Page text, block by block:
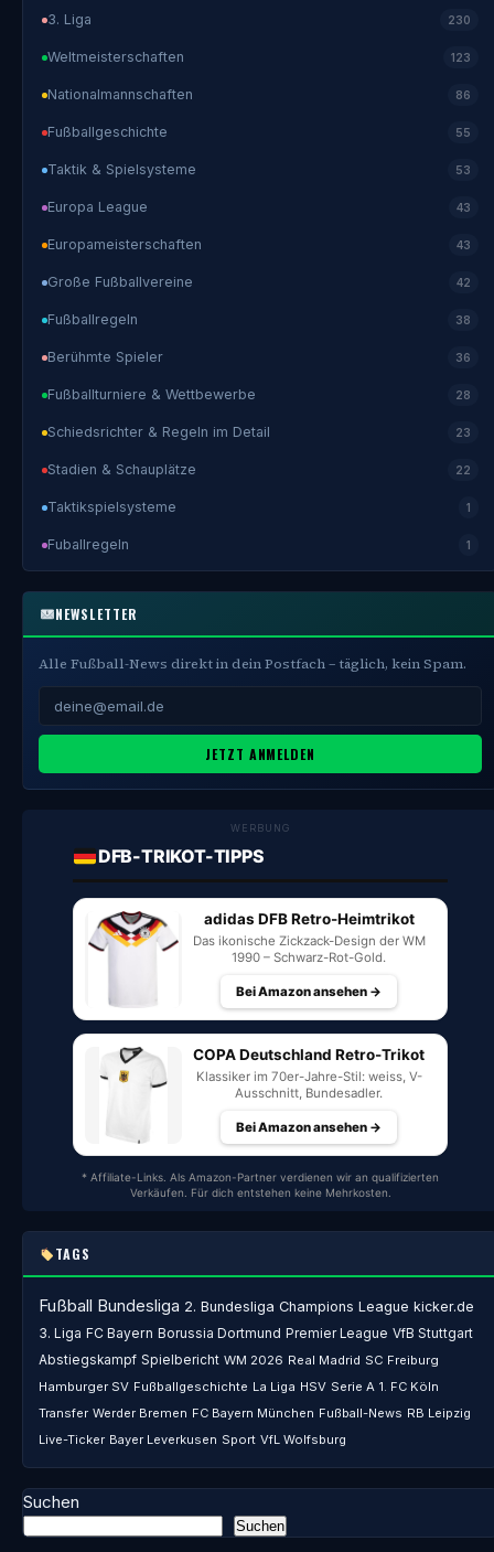
3. Liga 230
Weltmeisterschaften 123
Nationalmannschaften 86
Fußballgeschichte 55
Taktik & Spielsysteme 53
Europa League 43
Europameisterschaften 43
Große Fußballvereine 42
Fußballregeln 38
Berühmte Spieler 36
Fußballturniere & Wettbewerbe 28
Schiedsrichter & Regeln im Detail 23
Stadien & Schauplätze 22
Taktikspielsysteme 1
Fuballregeln 1
NEWSLETTER
Alle Fußball-News direkt in dein Postfach – täglich, kein Spam.
JETZT ANMELDEN
WERBUNG
DFB-TRIKOT-TIPPS
adidas DFB Retro-Heimtrikot
Das ikonische Zickzack-Design der WM
1990 – Schwarz-Rot-Gold.
Bei Amazon ansehen →
COPA Deutschland Retro-Trikot
Klassiker im 70er-Jahre-Stil: weiss, V-
Ausschnitt, Bundesadler.
Bei Amazon ansehen →
* Affiliate-Links. Als Amazon-Partner verdienen wir an qualifizierten
Verkäufen. Für dich entstehen keine Mehrkosten.
TAGS
Fußball Bundesliga 2. Bundesliga Champions League kicker.de
3. Liga FC Bayern Borussia Dortmund Premier League VfB Stuttgart
Abstiegskampf Spielbericht WM 2026 Real Madrid SC Freiburg
Hamburger SV Fußballgeschichte La Liga HSV Serie A 1. FC Köln
Transfer Werder Bremen FC Bayern München Fußball-News RB Leipzig
Live-Ticker Bayer Leverkusen Sport VfL Wolfsburg
Suchen
Suchen